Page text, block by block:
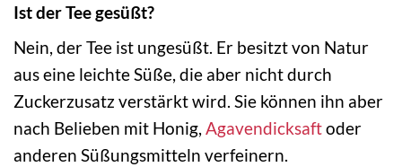
Ist der Tee gesüßt?
Nein, der Tee ist ungesüßt. Er besitzt von Natur
aus eine leichte Süße, die aber nicht durch
Zuckerzusatz verstärkt wird. Sie können ihn aber
nach Belieben mit Honig, Agavendicksaftoder
anderen Süßungsmitteln verfeinern.